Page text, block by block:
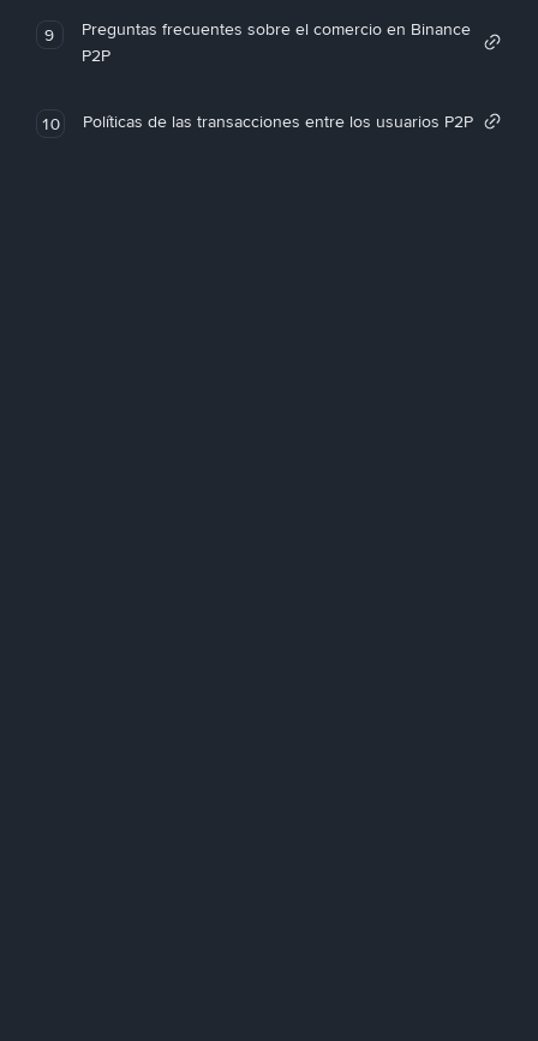
9
Preguntas frecuentes sobre el comercio en Binance
P2P
10 Políticas de las transacciones entre los usuarios P2P